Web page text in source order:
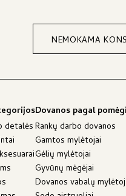
NEMOKAMA
detalės
Dovanos pagal
Rankų darbo dovanos
Gamtos mylėtojai
Gėlių mylėtojai
Gyvūnų mėgėjai
Dovanos vabalų